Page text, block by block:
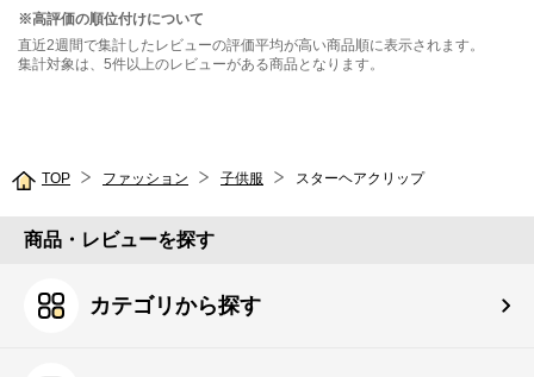
※高評価の順位付けについて
直近2週間で集計したレビューの評価平均が高い商品順に表示されます。
集計対象は、5件以上のレビューがある商品となります。
TOP ファッション 子供服 スターヘアクリップ
商品・レビューを探す
カテゴリから探す